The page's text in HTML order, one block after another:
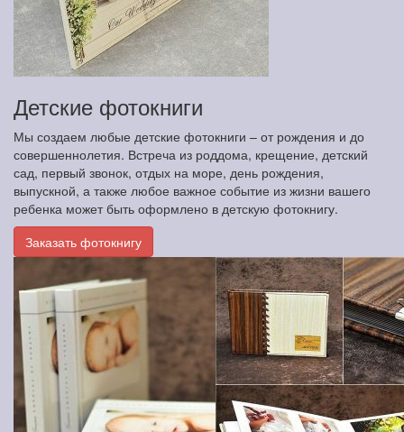
Детские фотокниги
Мы создаем любые детские фотокниги – от рождения и до
совершеннолетия. Встреча из роддома, крещение, детский
сад, первый звонок, отдых на море, день рождения,
выпускной, а также любое важное событие из жизни вашего
ребенка может быть оформлено в детскую фотокнигу.
Заказать фотокнигу